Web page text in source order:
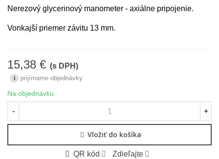
Nerezový glycerinový manometer - axiálne pripojenie.
Vonkajší priemer závitu 13 mm.
15,38 € (s DPH)
i prijímame objednávky
Na objednávku
- +
Vložiť do košíka
QR kód Zdieľajte